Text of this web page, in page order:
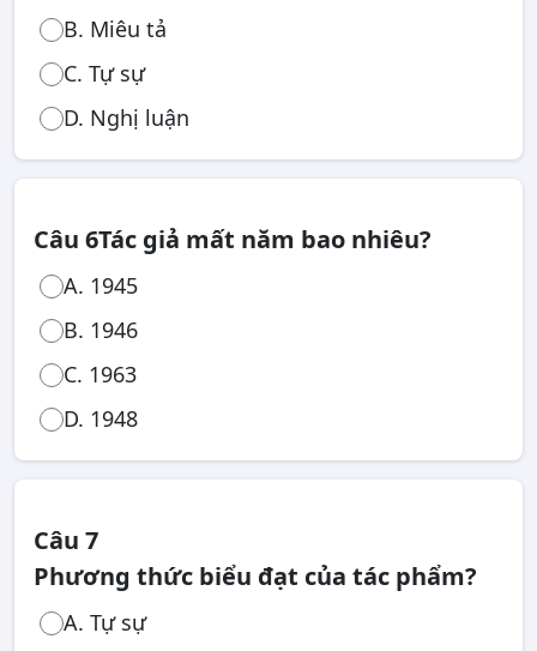
B. Miêu tả
C. Tự sự
D. Nghị luận
Câu 6Tác giả mất năm bao nhiêu?
A. 1945
B. 1946
C. 1963
D. 1948
Câu 7
Phương thức biểu đạt của tác phẩm?
A. Tự sự